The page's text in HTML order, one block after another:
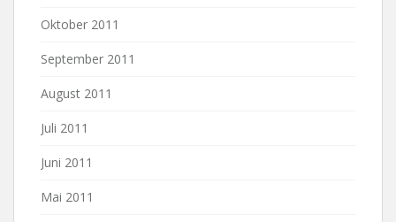
Oktober 2011
September 2011
August 2011
Juli 2011
Juni 2011
Mai 2011